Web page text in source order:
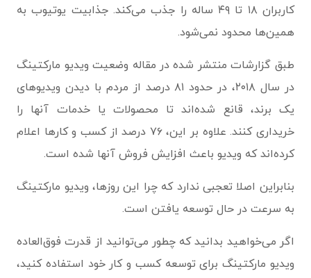
کاربران ۱۸ تا ۴۹ ساله را جذب می‌کند. جذابیت یوتیوب به
همین‌ها محدود نمی‌شود.
طبق گزارشات منتشر شده در مقاله وضعیت ویدیو مارکتینگ
در سال ۲۰۱۸، در حدود ۸۱ درصد از مردم با دیدن ویدیوهای
یک برند، قانع شده‌اند تا محصولات یا خدمات آنها را
خریداری کنند. علاوه بر این، ۷۶ درصد از کسب و کارها اعلام
کرده‌اند که ویدیو باعث افزایش فروش آنها شده است.
بنابراین اصلا تعجبی ندارد که چرا این روزها، ویدیو مارکتینگ
به سرعت در حال توسعه یافتن است.
اگر می‌خواهید بدانید که چطور می‌توانید از قدرت فوق‌العاده
ویدیو مارکتینگ برای توسعه کسب و کار خود استفاده کنید،